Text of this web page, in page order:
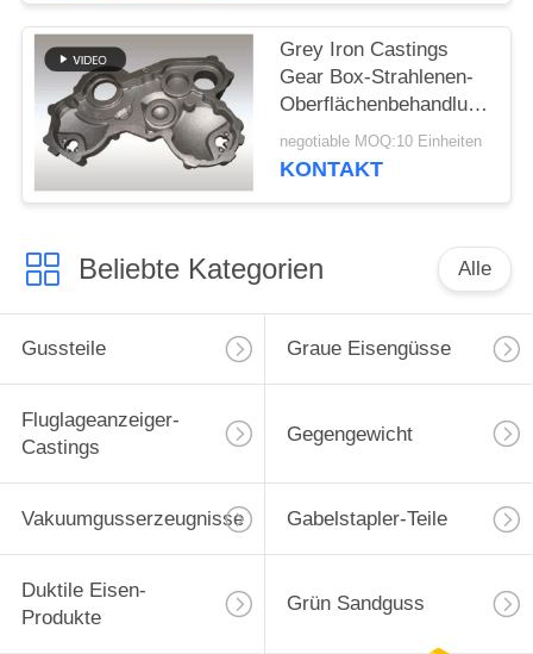
Grey Iron Castings
Gear Box-Strahlenen-
Oberflächenbehandlungs-
genaue Größe
negotiable MOQ:10 Einheiten
KONTAKT
Beliebte Kategorien Alle
Gussteile Graue Eisengüsse
Fluglageanzeiger-
Castings
Gegengewicht
Vakuumgusserzeugnisse Gabelstapler-Teile
Duktile Eisen-
Produkte
Grün Sandguss